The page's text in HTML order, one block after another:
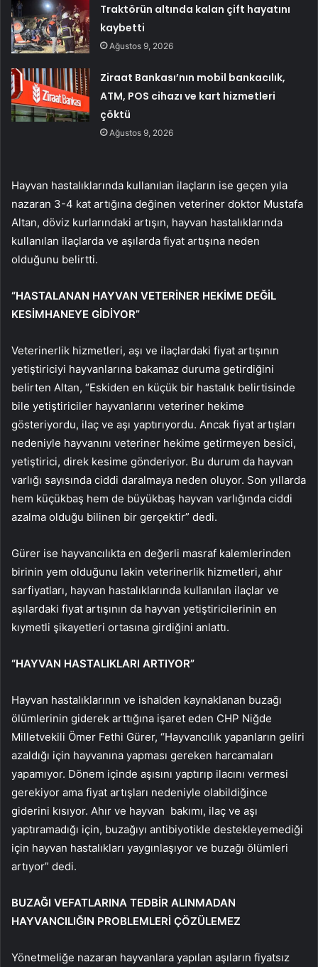
Traktörün altında kalan çift hayatını
kaybetti
Ağustos 9, 2026
Ziraat Bankası’nın mobil bankacılık,
ATM, POS cihazı ve kart hizmetleri
çöktü
Ağustos 9, 2026
Hayvan hastalıklarında kullanılan ilaçların ise geçen yıla
nazaran 3-4 kat artığına değinen veteriner doktor Mustafa
Altan, döviz kurlarındaki artışın, hayvan hastalıklarında
kullanılan ilaçlarda ve aşılarda fiyat artışına neden
olduğunu belirtti.
“HASTALANAN HAYVAN VETERİNER HEKİME DEĞİL
KESİMHANEYE GİDİYOR”
Veterinerlik hizmetleri, aşı ve ilaçlardaki fiyat artışının
yetiştiriciyi hayvanlarına bakamaz duruma getirdiğini
belirten Altan, “Eskiden en küçük bir hastalık belirtisinde
bile yetiştiriciler hayvanlarını veteriner hekime
gösteriyordu, ilaç ve aşı yaptırıyordu. Ancak fiyat artışları
nedeniyle hayvanını veteriner hekime getirmeyen besici,
yetiştirici, direk kesime gönderiyor. Bu durum da hayvan
varlığı sayısında ciddi daralmaya neden oluyor. Son yıllarda
hem küçükbaş hem de büyükbaş hayvan varlığında ciddi
azalma olduğu bilinen bir gerçektir” dedi.
Gürer ise hayvancılıkta en değerli masraf kalemlerinden
birinin yem olduğunu lakin veterinerlik hizmetleri, ahır
sarfiyatları, hayvan hastalıklarında kullanılan ilaçlar ve
aşılardaki fiyat artışının da hayvan yetiştiricilerinin en
kıymetli şikayetleri ortasına girdiğini anlattı.
“HAYVAN HASTALIKLARI ARTIYOR”
Hayvan hastalıklarının ve ishalden kaynaklanan buzağı
ölümlerinin giderek arttığına işaret eden CHP Niğde
Milletvekili Ömer Fethi Gürer, “Hayvancılık yapanların geliri
azaldığı için hayvanına yapması gereken harcamaları
yapamıyor. Dönem içinde aşısını yaptırıp ilacını vermesi
gerekiyor ama fiyat artışları nedeniyle olabildiğince
giderini kısıyor. Ahır ve hayvan bakımı, ilaç ve aşı
yaptıramadığı için, buzağıyı antibiyotikle destekleyemediği
için hayvan hastalıkları yaygınlaşıyor ve buzağı ölümleri
artıyor” dedi.
BUZAĞI VEFATLARINA TEDBİR ALINMADAN
HAYVANCILIĞIN PROBLEMLERİ ÇÖZÜLEMEZ
Yönetmeliğe nazaran hayvanlara yapılan aşıların fiyatsız